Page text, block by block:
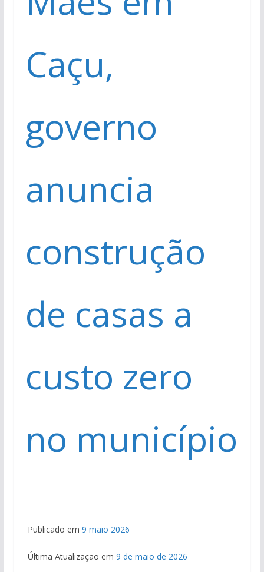
Caçu,
governo
anuncia
construção
de casas a
custo zero
no município
Publicado em 9 maio 2026
Última Atualização em 9 de maio de 2026